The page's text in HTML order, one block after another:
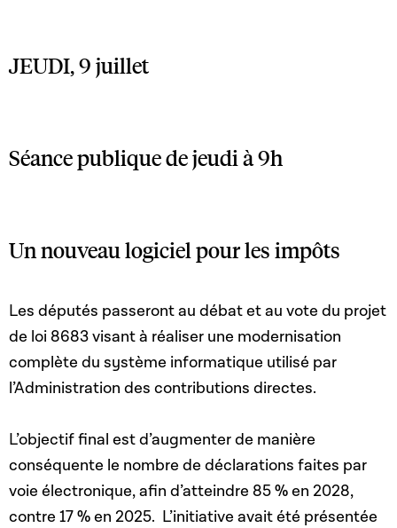
JEUDI, 9 juillet
Séance publique de jeudi à 9h
Un nouveau logiciel pour les impôts
Les députés passeront au débat et au vote du projet
de loi 8683visant à réaliser une modernisation
complète du système informatique utilisé par
l’Administration des contributions directes.
L’objectif final est d’augmenter de manière
conséquente le nombre de déclarations faites par
voie électronique, afin d’atteindre 85 % en 2028,
contre 17 % en 2025. L’initiative avait été présentée